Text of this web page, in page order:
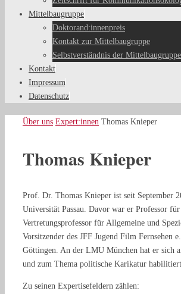
Mittelbaugruppe
Doktorand:innenpreis
Kontakt zur Mittelbaugruppe
Selbstverständnis der Mittelbaugruppe
Kontakt
Impressum
Datenschutz
Start
Über uns Expert:innen Thomas Knieper
Thomas Knieper
Prof. Dr. Thomas Knieper ist seit September
Universität Passau. Davor war er Professor
Vertretungsprofessor für Allgemeine und
Vorsitzender des JFF Jugend Film
Göttingen. An der LMU München hat er sich
und zum Thema politische Karikatur habilitiert.
Zu seinen Expertisefeldern zählen: